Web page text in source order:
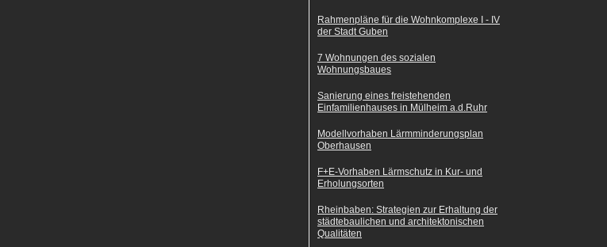
Rahmenpläne für die Wohnkomplexe I - IV
der Stadt Guben
7 Wohnungen des sozialen
Wohnungsbaues
Sanierung eines freistehenden
Einfamilienhauses in Mülheim a.d.Ruhr
Modellvorhaben Lärmminderungsplan
Oberhausen
F+E-Vorhaben Lärmschutz in Kur- und
Erholungsorten
Rheinbaben: Strategien zur Erhaltung der
städtebaulichen und architektonischen
Qualitäten